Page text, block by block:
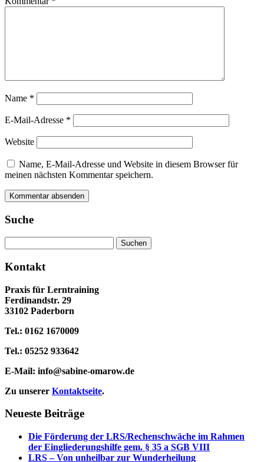
Name *
E-Mail-Adresse *
Website
Name, E-Mail-Adresse und Website in diesem Browser für
meinen nächsten Kommentar speichern.
Suche
nach:
Kontakt
Praxis für Lerntraining
Ferdinandstr. 29
33102 Paderborn
Tel.: 0162 1670009
Tel.: 05252 933642
E-Mail: info@sabine-omarow.de
Zu unserer Kontaktseite.
Neueste Beiträge
Die Förderung der LRS/Rechenschwäche im Rahmen
der Eingliederungshilfe gem. § 35 a SGB VIII
LRS – Von unheilbar zur Wunderheilung